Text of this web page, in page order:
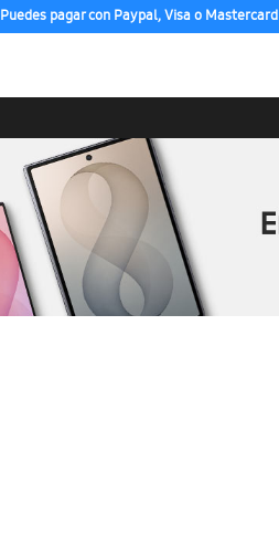
Puedes pagar con Paypal, Visa o Mastercard